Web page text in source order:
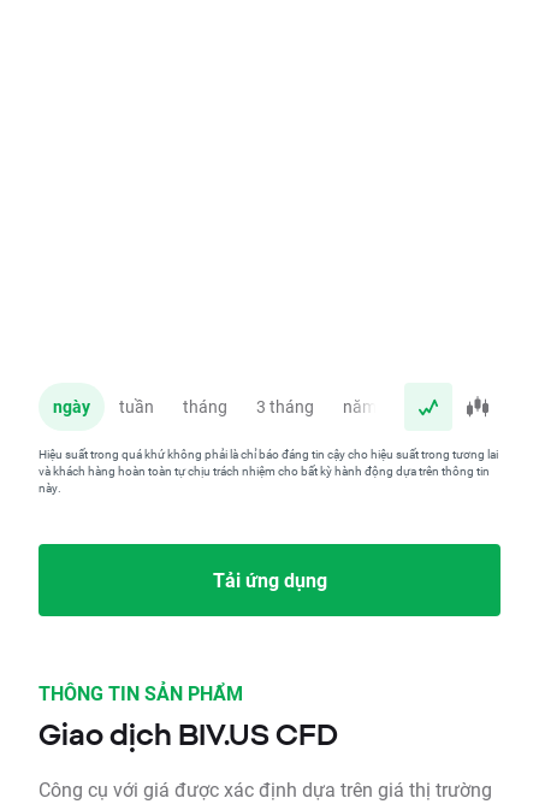
ngày tuần tháng 3 tháng năm
Hiệu suất trong quá khứ không phải là chỉ báo đáng tin cậy cho hiệu suất trong tương lai
và khách hàng hoàn toàn tự chịu trách nhiệm cho bất kỳ hành động dựa trên thông tin
này.
Tải ứng dụng
THÔNG TIN SẢN PHẨM
Giao dịch BIV.US CFD
Công cụ với giá được xác định dựa trên giá thị trường